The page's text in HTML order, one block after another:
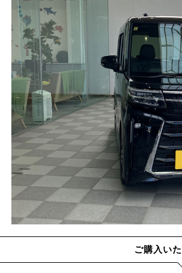
ご購入い